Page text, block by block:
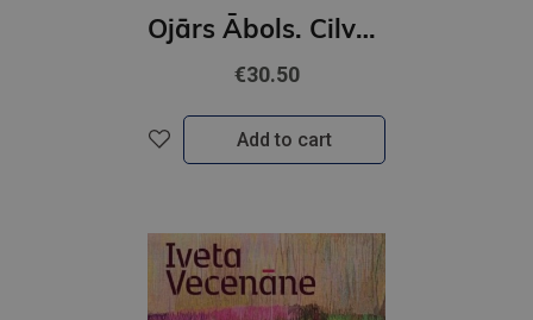
Ojārs Ābols. Cilvēka absurdie projekti uz zemes
€30.50
Add to cart